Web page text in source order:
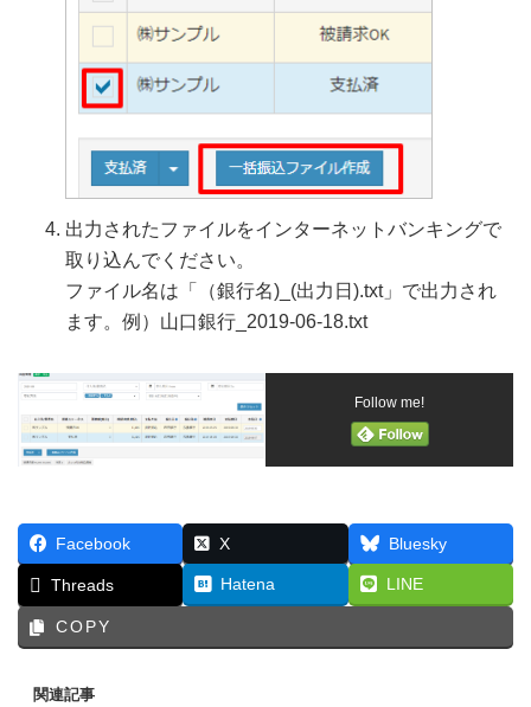
出力されたファイルをインターネットバンキングで
取り込んでください。
ファイル名は「（銀行名)_(出力日).txt」で出力され
ます。例）山口銀行_2019-06-18.txt
Follow me!
Facebook X Bluesky
Threads Hatena LINE
COPY
関連記事